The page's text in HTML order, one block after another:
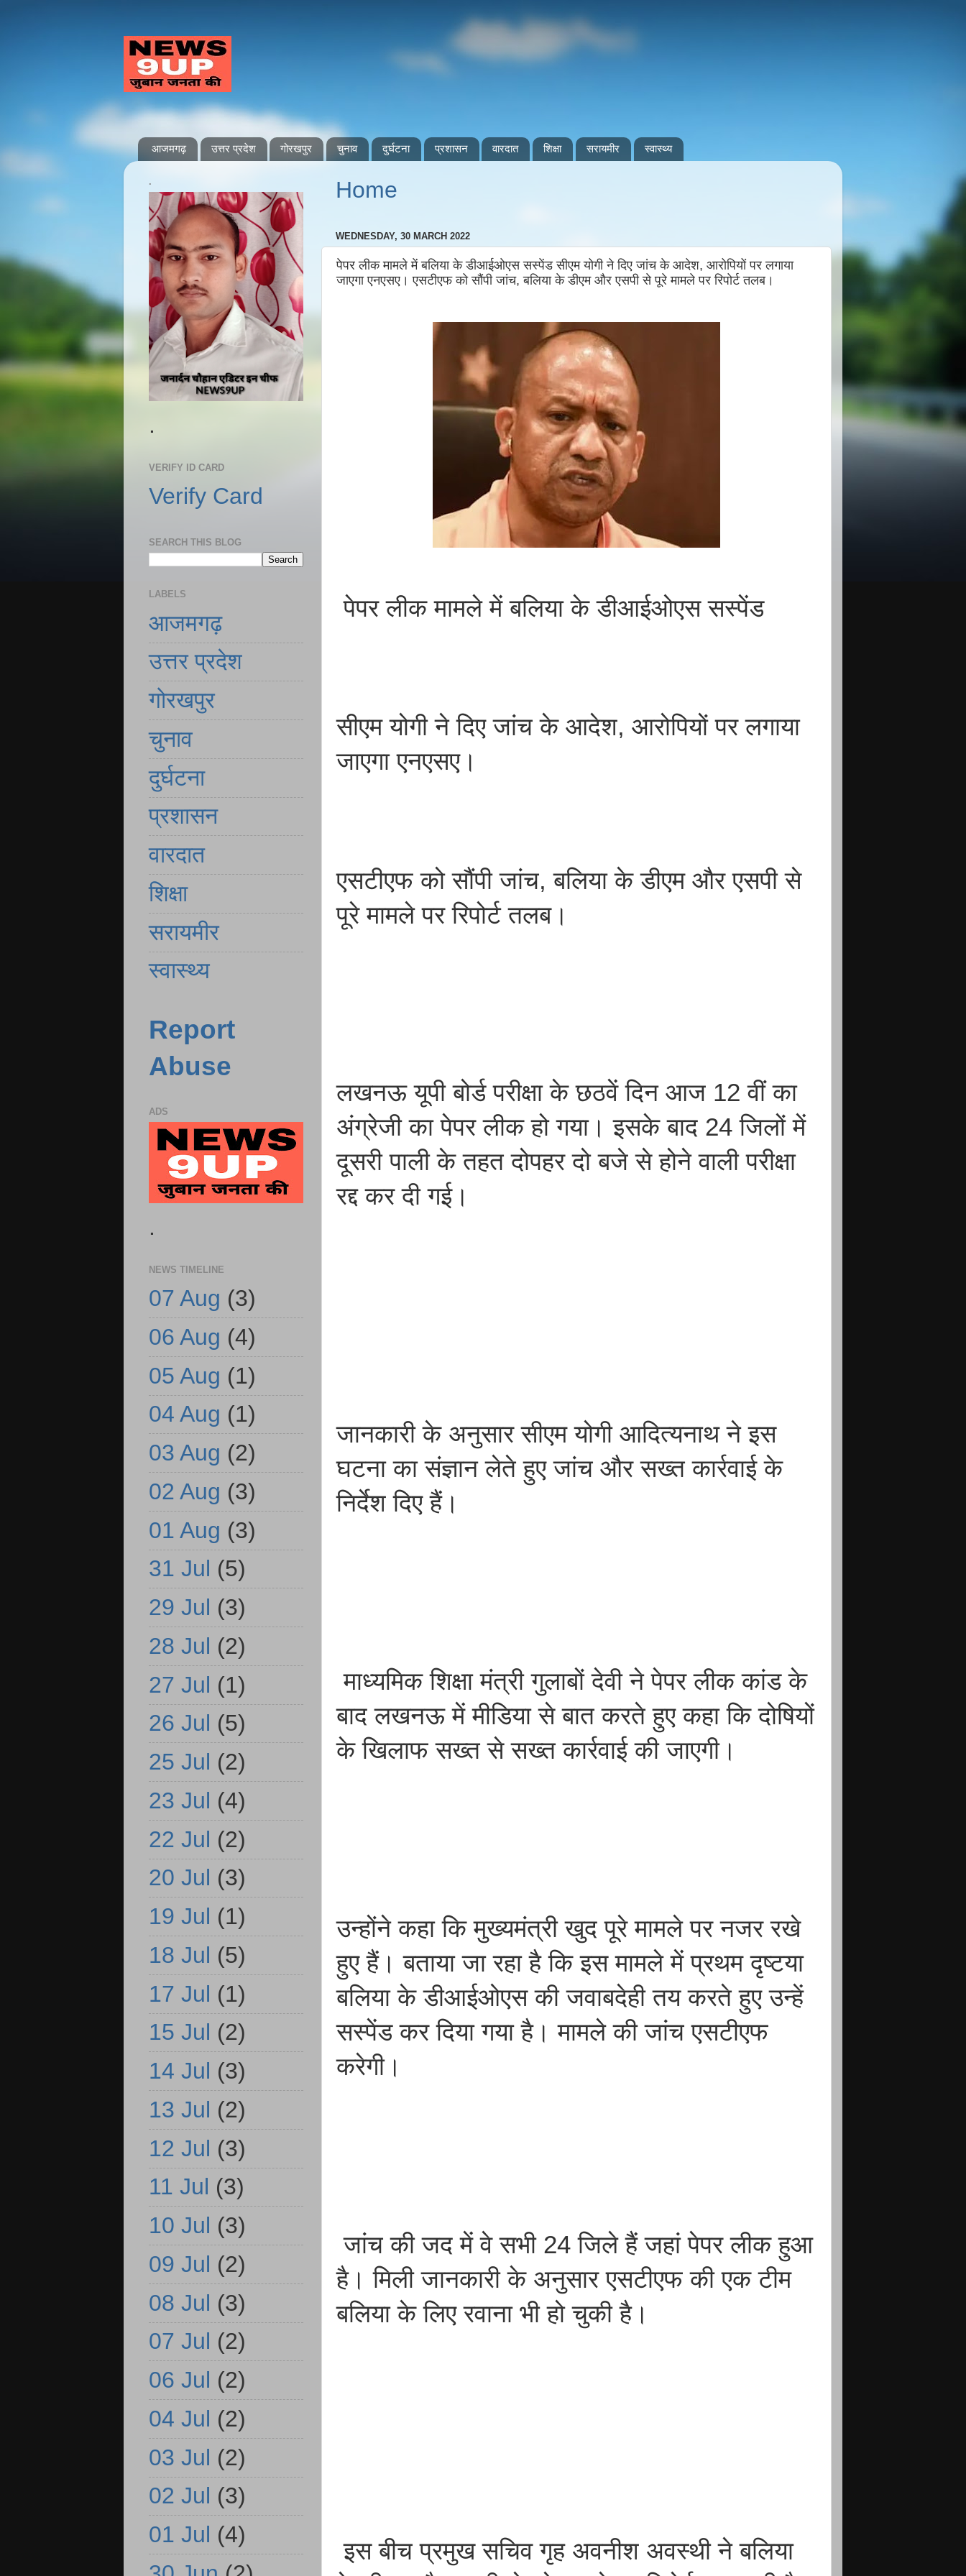
आजमगढ़ उत्तर प्रदेश गोरखपुर चुनाव दुर्घटना प्रशासन वारदात शिक्षा सरायमीर स्वास्थ्य
Home
WEDNESDAY, 30 MARCH 2022
पेपर लीक मामले में बलिया के डीआईओएस सस्पेंड सीएम योगी ने दिए जांच के आदेश, आरोपियों पर लगाया
जाएगा एनएसए। एसटीएफ को सौंपी जांच, बलिया के डीएम और एसपी से पूरे मामले पर रिपोर्ट तलब।
पेपर लीक मामले में बलिया के डीआईओएस सस्पेंड
सीएम योगी ने दिए जांच के आदेश, आरोपियों पर लगाया
जाएगा एनएसए।
एसटीएफ को सौंपी जांच, बलिया के डीएम और एसपी से
पूरे मामले पर रिपोर्ट तलब।
लखनऊ यूपी बोर्ड परीक्षा के छठवें दिन आज 12 वीं का
अंग्रेजी का पेपर लीक हो गया। इसके बाद 24 जिलों में
दूसरी पाली के तहत दोपहर दो बजे से होने वाली परीक्षा
रद्द कर दी गई।
जानकारी के अनुसार सीएम योगी आदित्यनाथ ने इस
घटना का संज्ञान लेते हुए जांच और सख्त कार्रवाई के
निर्देश दिए हैं।
माध्यमिक शिक्षा मंत्री गुलाबों देवी ने पेपर लीक कांड के
बाद लखनऊ में मीडिया से बात करते हुए कहा कि दोषियों
के खिलाफ सख्त से सख्त कार्रवाई की जाएगी।
उन्होंने कहा कि मुख्यमंत्री खुद पूरे मामले पर नजर रखे
हुए हैं। बताया जा रहा है कि इस मामले में प्रथम दृष्टया
बलिया के डीआईओएस की जवाबदेही तय करते हुए उन्हें
सस्पेंड कर दिया गया है। मामले की जांच एसटीएफ
करेगी।
जांच की जद में वे सभी 24 जिले हैं जहां पेपर लीक हुआ
है। मिली जानकारी के अनुसार एसटीएफ की एक टीम
बलिया के लिए रवाना भी हो चुकी है।
इस बीच प्रमुख सचिव गृह अवनीश अवस्थी ने बलिया
.
.
VERIFY ID CARD
Verify Card
SEARCH THIS BLOG
LABELS
आजमगढ़
उत्तर प्रदेश
गोरखपुर
चुनाव
दुर्घटना
प्रशासन
वारदात
शिक्षा
सरायमीर
स्वास्थ्य
Report
Abuse
ADS
.
NEWS TIMELINE
07 Aug (3)
06 Aug (4)
05 Aug (1)
04 Aug (1)
03 Aug (2)
02 Aug (3)
01 Aug (3)
31 Jul (5)
29 Jul (3)
28 Jul (2)
27 Jul (1)
26 Jul (5)
25 Jul (2)
23 Jul (4)
22 Jul (2)
20 Jul (3)
19 Jul (1)
18 Jul (5)
17 Jul (1)
15 Jul (2)
14 Jul (3)
13 Jul (2)
12 Jul (3)
11 Jul (3)
10 Jul (3)
09 Jul (2)
08 Jul (3)
07 Jul (2)
06 Jul (2)
04 Jul (2)
03 Jul (2)
02 Jul (3)
01 Jul (4)